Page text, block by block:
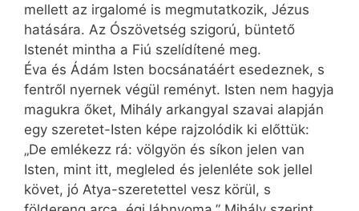
mellett az irgalomé is megmutatkozik, Jézus
hatására. Az Ószövetség szigorú, büntető
Istenét mintha a Fiú szelídítené meg.
Éva és Ádám Isten bocsánatáért esedeznek, s
fentről nyernek végül reményt. Isten nem hagyja
magukra őket, Mihály arkangyal szavai alapján
egy szeretet-Isten képe rajzolódik ki előttük:
„De emlékezz rá: völgyön és síkon jelen van
Isten, mint itt, megleled és jelenléte sok jellel
követ, jó Atya-szeretettel vesz körül, s